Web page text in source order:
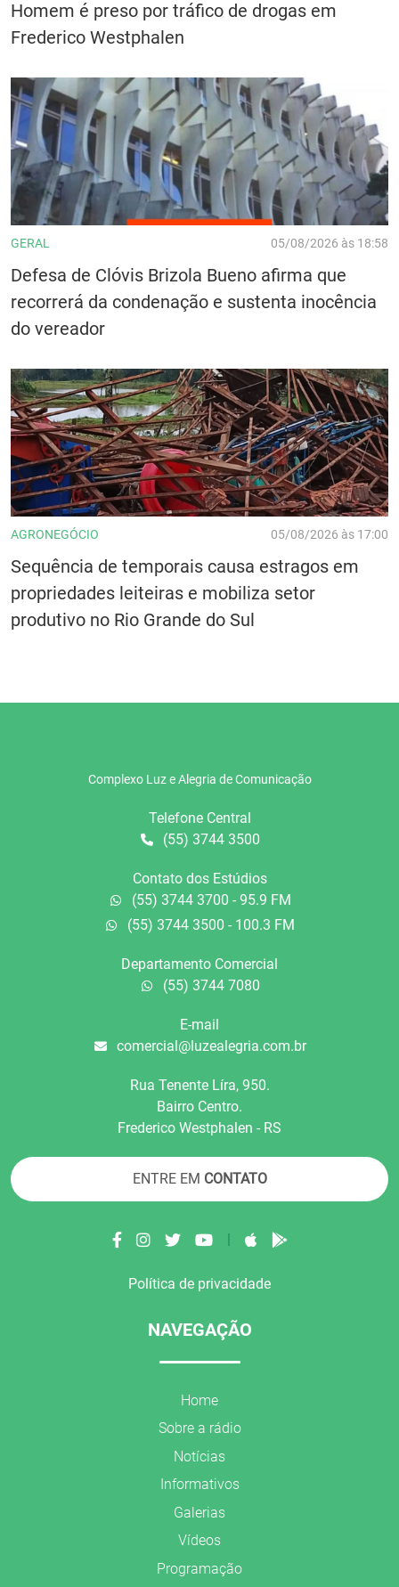
Homem é preso por tráfico de drogas em
Frederico Westphalen
GERAL 05/08/2026 às 18:58
Defesa de Clóvis Brizola Bueno afirma que
recorrerá da condenação e sustenta inocência
do vereador
AGRONEGÓCIO 05/08/2026 às 17:00
Sequência de temporais causa estragos em
propriedades leiteiras e mobiliza setor
produtivo no Rio Grande do Sul
Complexo Luz e Alegria de Comunicação
Telefone Central
(55) 3744 3500
Contato dos Estúdios
(55) 3744 3700 - 95.9 FM
(55) 3744 3500 - 100.3 FM
Departamento Comercial
(55) 3744 7080
E-mail
comercial@luzealegria.com.br
Rua Tenente Líra, 950.
Bairro Centro.
Frederico Westphalen - RS
ENTRE EM CONTATO
Política de privacidade
NAVEGAÇÃO
Home
Sobre a rádio
Notícias
Informativos
Galerias
Vídeos
Programação